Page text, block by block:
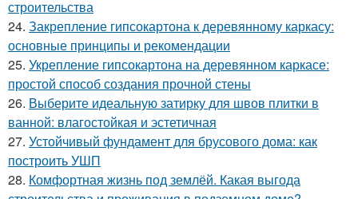
строительства
24. Закрепление гипсокартона к деревянному каркасу:
основные принципы и рекомендации
25. Укрепление гипсокартона на деревянном каркасе:
простой способ создания прочной стены
26. Выберите идеальную затирку для швов плитки в
ванной: влагостойкая и эстетичная
27. Устойчивый фундамент для брусового дома: как
построить УШП
28. Комфортная жизнь под землёй. Какая выгода